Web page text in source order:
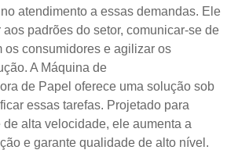
atendimento a essas demandas. Ele
padrões do setor, comunicar-se de
os consumidores e agilizar os
A Máquina de
de Papel oferece uma solução sob
essas tarefas. Projetado para
alta velocidade, ele aumenta a
e garante qualidade de alto nível.